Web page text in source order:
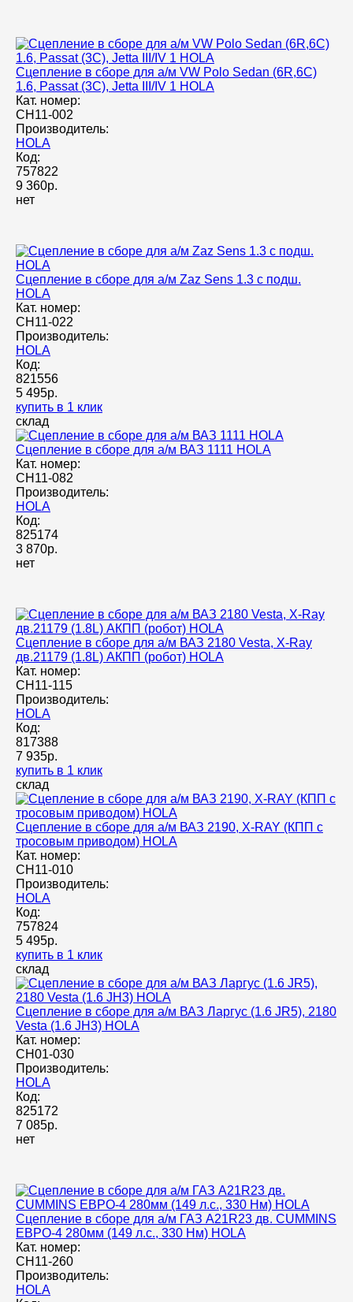
Сцепление в сборе для а/м VW Polo Sedan (6R,6C)
1.6, Passat (3C), Jetta III/IV 1 HOLA
Кат. номер:
CH11-002
Производитель:
HOLA
Код:
757822
9 360р.
нет
Сцепление в сборе для а/м Zaz Sens 1.3 с подш.
HOLA
Кат. номер:
CH11-022
Производитель:
HOLA
Код:
821556
5 495р.
купить в 1 клик
склад
Сцепление в сборе для а/м ВАЗ 1111 HOLA
Кат. номер:
CH11-082
Производитель:
HOLA
Код:
825174
3 870р.
нет
Сцепление в сборе для а/м ВАЗ 2180 Vesta, X-Ray
дв.21179 (1.8L) АКПП (робот) HOLA
Кат. номер:
CH11-115
Производитель:
HOLA
Код:
817388
7 935р.
купить в 1 клик
склад
Сцепление в сборе для а/м ВАЗ 2190, X-RAY (КПП с
тросовым приводом) HOLA
Кат. номер:
CH11-010
Производитель:
HOLA
Код:
757824
5 495р.
купить в 1 клик
склад
Сцепление в сборе для а/м ВАЗ Ларгус (1.6 JR5), 2180
Vesta (1.6 JH3) HOLA
Кат. номер:
CH01-030
Производитель:
HOLA
Код:
825172
7 085р.
нет
Сцепление в сборе для а/м ГАЗ A21R23 дв. CUMMINS
ЕВРО-4 280мм (149 л.с., 330 Нм) HOLA
Кат. номер:
CH11-260
Производитель:
HOLA